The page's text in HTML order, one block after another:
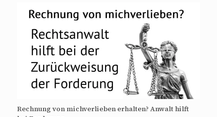
Rechnung von michverlieben erhalten? Anwalt hilft